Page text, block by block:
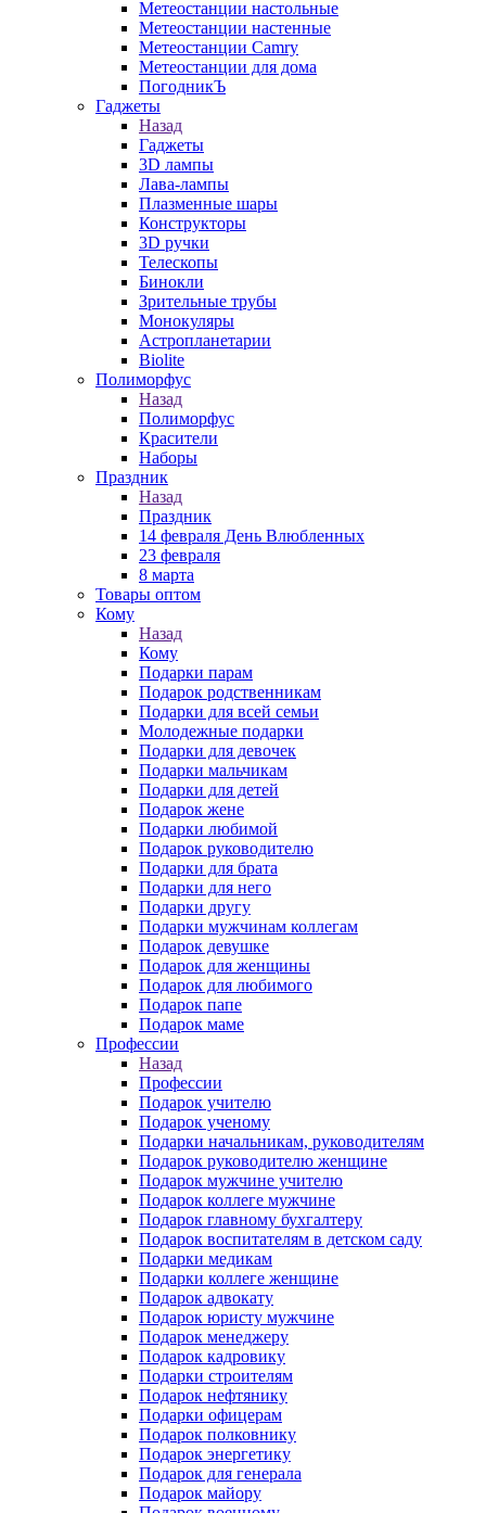
Метеостанции настольные
Метеостанции настенные
Метеостанции Camry
Метеостанции для дома
ПогодникЪ
Гаджеты
Назад
Гаджеты
3D лампы
Лава-лампы
Плазменные шары
Конструкторы
3D ручки
Телескопы
Бинокли
Зрительные трубы
Монокуляры
Астропланетарии
Biolite
Полиморфус
Назад
Полиморфус
Красители
Наборы
Праздник
Назад
Праздник
14 февраля День Влюбленных
23 февраля
8 марта
Товары оптом
Кому
Назад
Кому
Подарки парам
Подарок родственникам
Подарки для всей семьи
Молодежные подарки
Подарки для девочек
Подарки мальчикам
Подарки для детей
Подарок жене
Подарки любимой
Подарок руководителю
Подарки для брата
Подарки для него
Подарки другу
Подарки мужчинам коллегам
Подарок девушке
Подарок для женщины
Подарок для любимого
Подарок папе
Подарок маме
Профессии
Назад
Профессии
Подарок учителю
Подарок ученому
Подарки начальникам, руководителям
Подарок руководителю женщине
Подарок мужчине учителю
Подарок коллеге мужчине
Подарок главному бухгалтеру
Подарок воспитателям в детском саду
Подарки медикам
Подарки коллеге женщине
Подарок адвокату
Подарок юристу мужчине
Подарок менеджеру
Подарок кадровику
Подарки строителям
Подарок нефтянику
Подарки офицерам
Подарок полковнику
Подарок энергетику
Подарок для генерала
Подарок майору